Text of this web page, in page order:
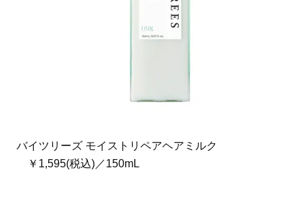
バイツリーズ モイストリペアヘアミルク
￥1,595(税込)／150mL